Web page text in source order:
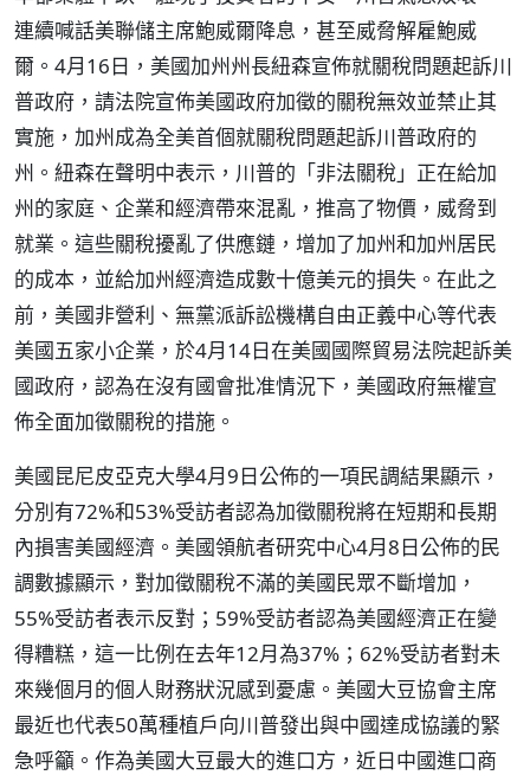
連續喊話美聯儲主席鮑威爾降息，甚至威脅解雇鮑威
爾。4月16日，美國加州州長紐森宣佈就關稅問題起訴川
普政府，請法院宣佈美國政府加徵的關稅無效並禁止其
實施，加州成為全美首個就關稅問題起訴川普政府的
州。紐森在聲明中表示，川普的「非法關稅」正在給加
州的家庭、企業和經濟帶來混亂，推高了物價，威脅到
就業。這些關稅擾亂了供應鏈，增加了加州和加州居民
的成本，並給加州經濟造成數十億美元的損失。在此之
前，美國非營利、無黨派訴訟機構自由正義中心等代表
美國五家小企業，於4月14日在美國國際貿易法院起訴美
國政府，認為在沒有國會批准情況下，美國政府無權宣
佈全面加徵關稅的措施。
美國昆尼皮亞克大學4月9日公佈的一項民調結果顯示，
分別有72%和53%受訪者認為加徵關稅將在短期和長期
內損害美國經濟。美國領航者研究中心4月8日公佈的民
調數據顯示，對加徵關稅不滿的美國民眾不斷增加，
55%受訪者表示反對；59%受訪者認為美國經濟正在變
得糟糕，這一比例在去年12月為37%；62%受訪者對未
來幾個月的個人財務狀況感到憂慮。美國大豆協會主席
最近也代表50萬種植戶向川普發出與中國達成協議的緊
急呼籲。作為美國大豆最大的進口方，近日中國進口商